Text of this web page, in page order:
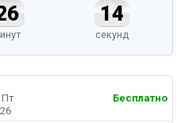
13
секунд
Бесплатно